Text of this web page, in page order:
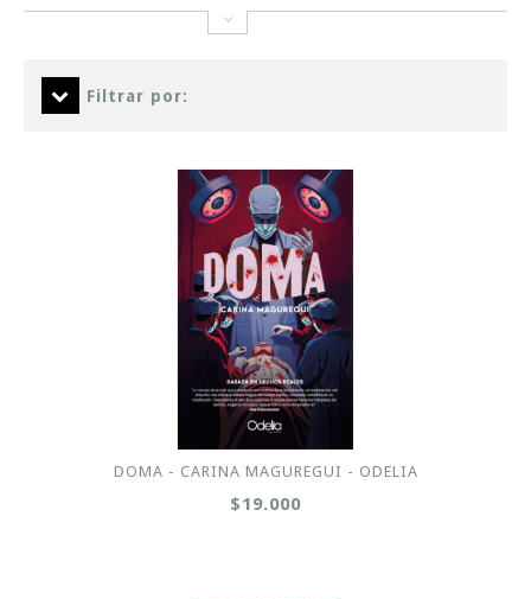
Filtrar por:
DOMA - CARINA MAGUREGUI - ODELIA
$19.000